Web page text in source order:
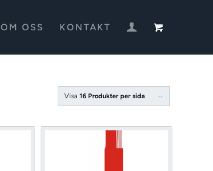
OM OSS KONTAKT
Visa 16 Produkter per sida